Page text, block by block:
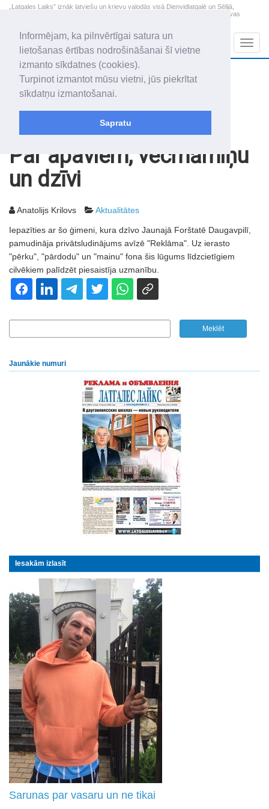
Informējam, ka pilnvērtīgai satura un
lietošanas ērtības nodrošināšanai šī vietne
izmanto sīkdatnes (cookies).
Turpinot izmantot mūsu vietni, jūs piekrītat
sīkdatņu izmantošanai.
Sapratu
„Latgales Laiks” iznāk latviešu un krievu valodās visā Dienvidlatgalē un Sēlijā,
„Latgales Laiks” latviešu valodā aptver Daugavpils valstspilsētu, Augšdaugavas
2026. gada 8. augusts
Sestdiena
Mudīte, Vladislava, Vladislavs
+17.0
Par apaviem, vecmāmiņu
un dzīvi
Anatolijs Krilovs Aktualitātes
Iepazīties ar šo ģimeni, kura dzīvo Jaunajā Forštatē Daugavpilī,
pamudināja privātsludinājums avīzē "Reklāma". Uz ierasto
"pērku", "pārdodu" un "mainu" fona šis lūgums līdzcietīgiem
cilvēkiem palīdzēt piesaistīja uzmanību.
Jaunākie numuri
Iesakām izlasīt
Sarunas par vasaru un ne tikai